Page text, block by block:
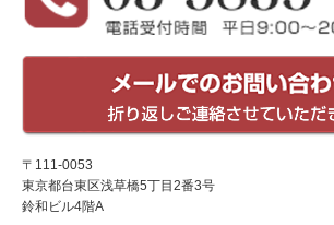
〒111-0053
東京都台東区浅草橋5丁目2番3号
鈴和ビル4階A